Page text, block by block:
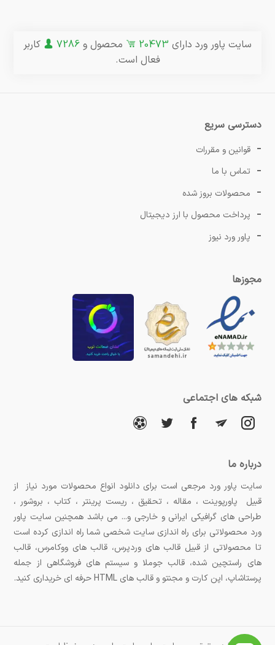
سایت پاور ورد دارای 20473 محصول و 7286
کاربر
فعال است.
دسترسی سریع
قوانین و مقررات
تماس با ما
محصولات بروز شده
پرداخت محصول با ارز دیجیتال
پاور ورد نیوز
مجوزها
شبکه های اجتماعی
درباره ما
سایت پاور ورد مرجعی است برای دانلود انواع محصولات مورد نیاز از
قبیل پاورپوینت ، مقاله ، تحقیق ، ریست پرینتر ، کتاب ، بروشور ،
طراحی های گرافیکی ایرانی و خارجی و... می باشد همچنین سایت پاور
ورد محصولاتی برای راه اندازی سایت شخصی شما راه اندازی کرده است
تا محصولاتی از قبیل قالب های وردپرس، قالب های ووکامرس، قالب
های راستچین شده، قالب جوملا و سیستم های فروشگاهی از جمله
پرستاشاپ، اپن کارت و مجنتو و قالب های HTML حرفه ای خریداری کنید.